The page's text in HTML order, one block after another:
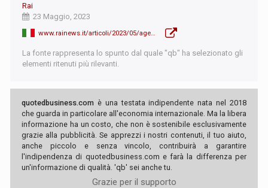
Rai
23 Maggio, 2023
La fonte rappresenta lo spunto dal quale "qb" ha selezionato gli
elementi ritenuti più rilevanti.
quotedbusiness.com è una testata indipendente nata nel 2018
che guarda in particolare all'economia internazionale. Ma la libera
informazione ha un costo, che non è sostenibile esclusivamente
grazie alla pubblicità. Se apprezzi i nostri contenuti, il tuo aiuto,
anche piccolo e senza vincolo, contribuirà a garantire
l'indipendenza di quotedbusiness.com e farà la differenza per
un'informazione di qualità. 'qb' sei anche tu.
Grazie per il supporto